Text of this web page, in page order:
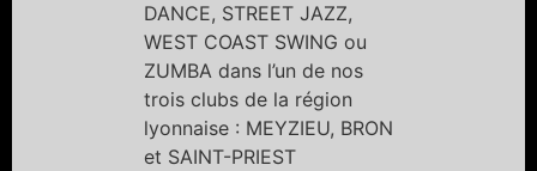
DANCE, STREET JAZZ,
WEST COAST SWING ou
ZUMBA dans l’un de nos
trois clubs de la région
lyonnaise : MEYZIEU, BRON
et SAINT-PRIEST